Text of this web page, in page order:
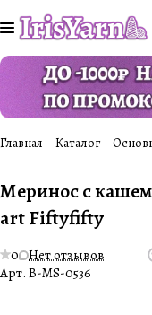
Главная Каталог
Меринос с
art Fiftyfifty
0 Нет отзывов
Арт. B-MS-0536